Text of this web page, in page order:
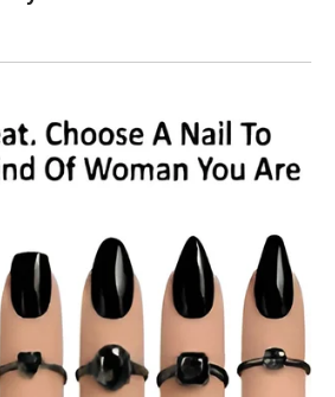
DA ZABLISTATE I
VREDNOST
periodu možda osećali da daju
nego što zaslužuju. Možda ste
dovoljno prepoznat, možda ste
da dođe.